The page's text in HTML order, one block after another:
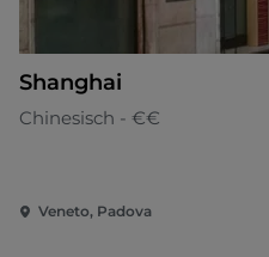
Shanghai
Chinesisch - €€
Veneto, Padova